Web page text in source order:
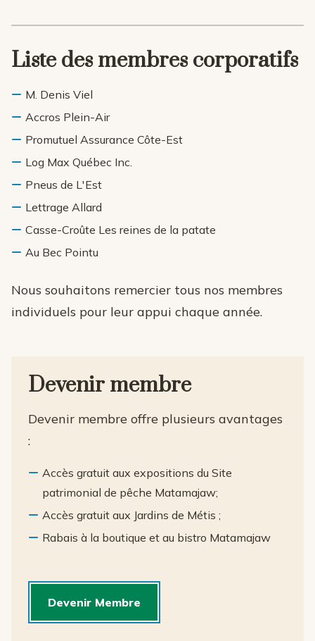
Liste des membres corporatifs
M. Denis Viel
Accros Plein-Air
Promutuel Assurance Côte-Est
Log Max Québec Inc.
Pneus de L'Est
Lettrage Allard
Casse-Croûte Les reines de la patate
Au Bec Pointu
Nous souhaitons remercier tous nos membres
individuels pour leur appui chaque année.
Devenir membre
Devenir membre offre plusieurs avantages
:
Accès gratuit aux expositions du Site
patrimonial de pêche Matamajaw;
Accès gratuit aux Jardins de Métis ;
Rabais à la boutique et au bistro Matamajaw
Devenir Membre